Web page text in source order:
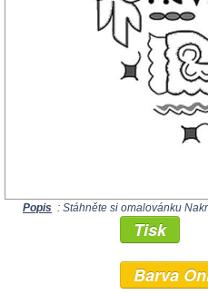
Popis : Stáhněte si omalovánku
Tisk
Barva